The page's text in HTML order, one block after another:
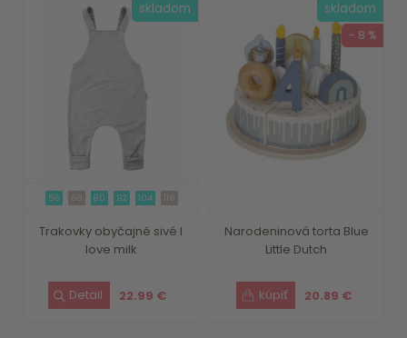
Trakovky obyčajné sivé I
love milk
22.99 €
skladom
56 68 80 92 104 116
Narodeninová torta Blue
Little Dutch
20.89 €
skladom
- 8 %